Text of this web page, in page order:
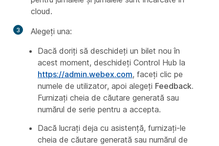
cloud.
3
Alegeți una:
Dacă doriți să deschideți un bilet nou în
acest moment, deschideți Control Hub la
https://admin.webex.com, faceți clic pe
numele de utilizator, apoi alegeți Feedback.
Furnizați cheia de căutare generată sau
numărul de serie pentru a accepta.
Dacă lucrați deja cu asistență, furnizați-le
cheia de căutare generată sau numărul de